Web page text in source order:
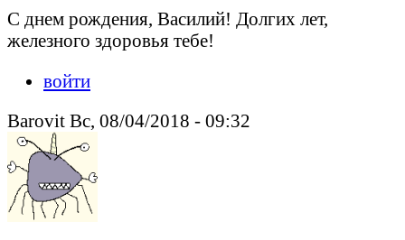
С днем рождения, Василий! Долгих лет,
железного здоровья тебе!
войти
Barovit Вс, 08/04/2018 - 09:32